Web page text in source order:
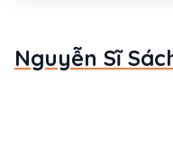
Nguyễn Sĩ